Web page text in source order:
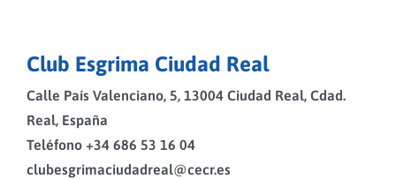
Club Esgrima Ciudad Real
Calle País Valenciano, 5, 13004 Ciudad Real, Cdad.
Real, España
Teléfono +34 686 53 16 04
clubesgrimaciudadreal@cecr.es